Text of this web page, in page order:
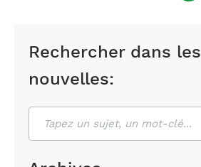
Rechercher dans les
nouvelles: